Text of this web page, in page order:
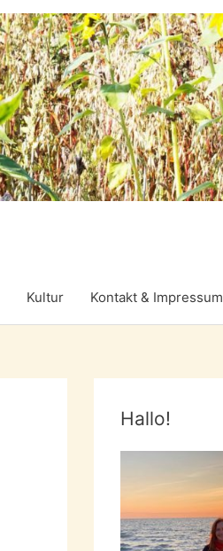
Kultur Kontakt & Impressum
Hallo!